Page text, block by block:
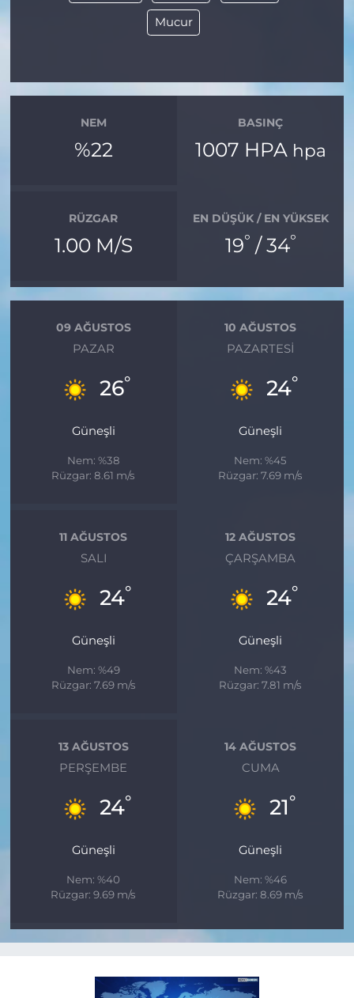
Mucur
NEM
%22
BASINÇ
1007 HPA hpa
RÜZGAR
1.00 M/S
EN DÜŞÜK / EN YÜKSEK
19° / 34°
09 AĞUSTOS
PAZAR
26°
Güneşli
Nem: %38
Rüzgar: 8.61 m/s
10 AĞUSTOS
PAZARTESI
24°
Güneşli
Nem: %45
Rüzgar: 7.69 m/s
11 AĞUSTOS
SALI
24°
Güneşli
Nem: %49
Rüzgar: 7.69 m/s
12 AĞUSTOS
ÇARŞAMBA
24°
Güneşli
Nem: %43
Rüzgar: 7.81 m/s
13 AĞUSTOS
PERŞEMBE
24°
Güneşli
Nem: %40
Rüzgar: 9.69 m/s
14 AĞUSTOS
CUMA
21°
Güneşli
Nem: %46
Rüzgar: 8.69 m/s